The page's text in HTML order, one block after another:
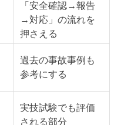
「安全確認→報告
→対応」の流れを
押さえる
過去の事故事例も
参考にする
実技試験でも評価
される部分